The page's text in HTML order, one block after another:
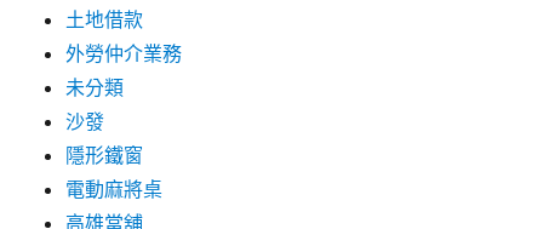
土地借款
外勞仲介業務
未分類
沙發
隱形鐵窗
電動麻將桌
高雄當舖